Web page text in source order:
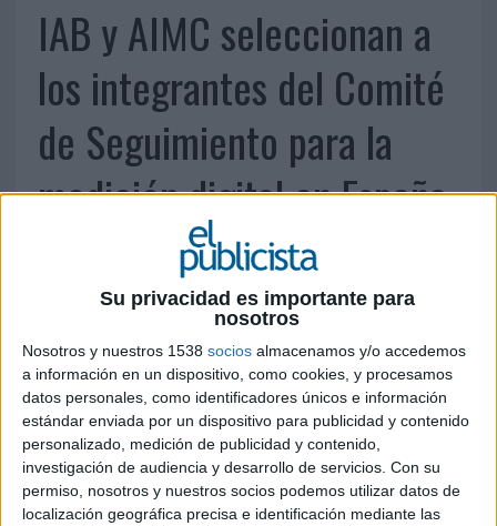
Su privacidad es importante para
nosotros
Nosotros y nuestros 1538 socios almacenamos y/o accedemos
a información en un dispositivo, como cookies, y procesamos
datos personales, como identificadores únicos e información
estándar enviada por un dispositivo para publicidad y contenido
personalizado, medición de publicidad y contenido,
investigación de audiencia y desarrollo de servicios. Con su
permiso, nosotros y nuestros socios podemos utilizar datos de
localización geográfica precisa e identificación mediante las
IAB y AIMC seleccionan a
los integrantes del Comité
de Seguimiento para la
medición digital en España
8 DE FEBRERO DE 2012
El Comité elegido será el interlocutor con
comScore, con los auditores y con el Comité de
Clientes del medidor
El IAB y AIMC han hecho pública la composición del Comité de Seguimiento
para la medición online en España. Dicho Comité estará formado por Marta
Ollero (Arena-Havas Media), Luis Fernando Ruiz Bedoya (aea-BBVA), Adrián
Segovia (El País), Francisco Asensí (RTVE), Fernando Carrión (Yahoo!) y Mikel
Lekaroz (Hi-Media). Este equipo contará también con el soporte de Fernando